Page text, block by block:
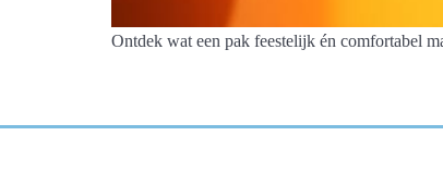
Ontdek wat een pak feestelijk én comfortabel